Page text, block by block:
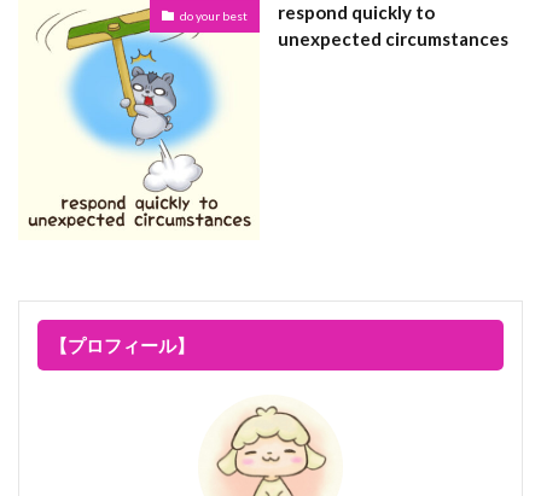
do your best
respond quickly to
unexpected circumstances
【プロフィール】